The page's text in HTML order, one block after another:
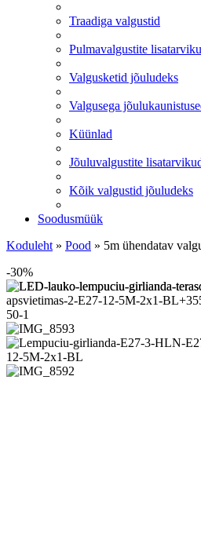
Traadiga valgustid
Pulmavalgustite
Valgusketid jõuludeks
Valgusega
Küünlad
Jõuluvalgustite
Kõik valgustid jõuludeks
Soodusmüük
Koduleht » Pood » 5m ühendatav
-30%